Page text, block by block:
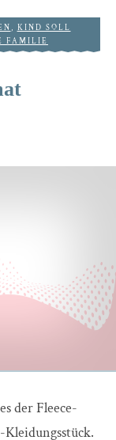
, KIND SOLL
FAMILIE
der Fleece-